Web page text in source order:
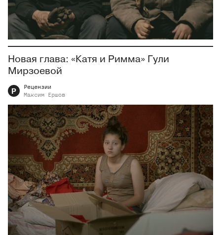
Новая глава: «Катя и Римма» Гули
Мирзоевой
Р
Рецензии
Максим
Ершов